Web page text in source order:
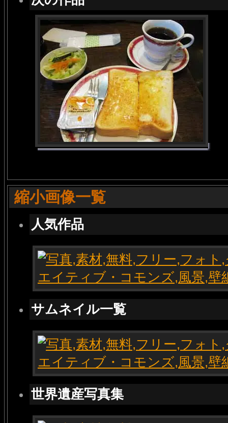
縮小画像一覧
人気作品
サムネイル一覧
世界遺産写真集